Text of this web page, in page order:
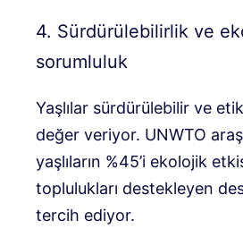
4. Sürdürülebilirlik ve
sorumluluk
Yaşlılar sürdürülebilir ve
değer veriyor. UNWTO
yaşlıların %45’i ekolojik
toplulukları destekleyen
tercih ediyor.